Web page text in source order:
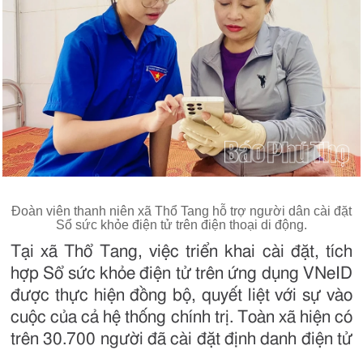
Đoàn viên thanh niên xã Thổ Tang hỗ trợ người dân cài đặt
Sổ sức khỏe điện tử trên điện thoại di động.
Tại xã Thổ Tang, việc triển khai cài đặt, tích
hợp Sổ sức khỏe điện tử trên ứng dụng VNeID
được thực hiện đồng bộ, quyết liệt với sự vào
cuộc của cả hệ thống chính trị. Toàn xã hiện có
trên 30.700 người đã cài đặt định danh điện tử